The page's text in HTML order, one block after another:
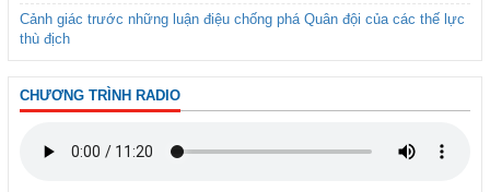
Cảnh giác trước những luận điệu chống phá Quân đội của các thế lực
thù địch
CHƯƠNG TRÌNH RADIO